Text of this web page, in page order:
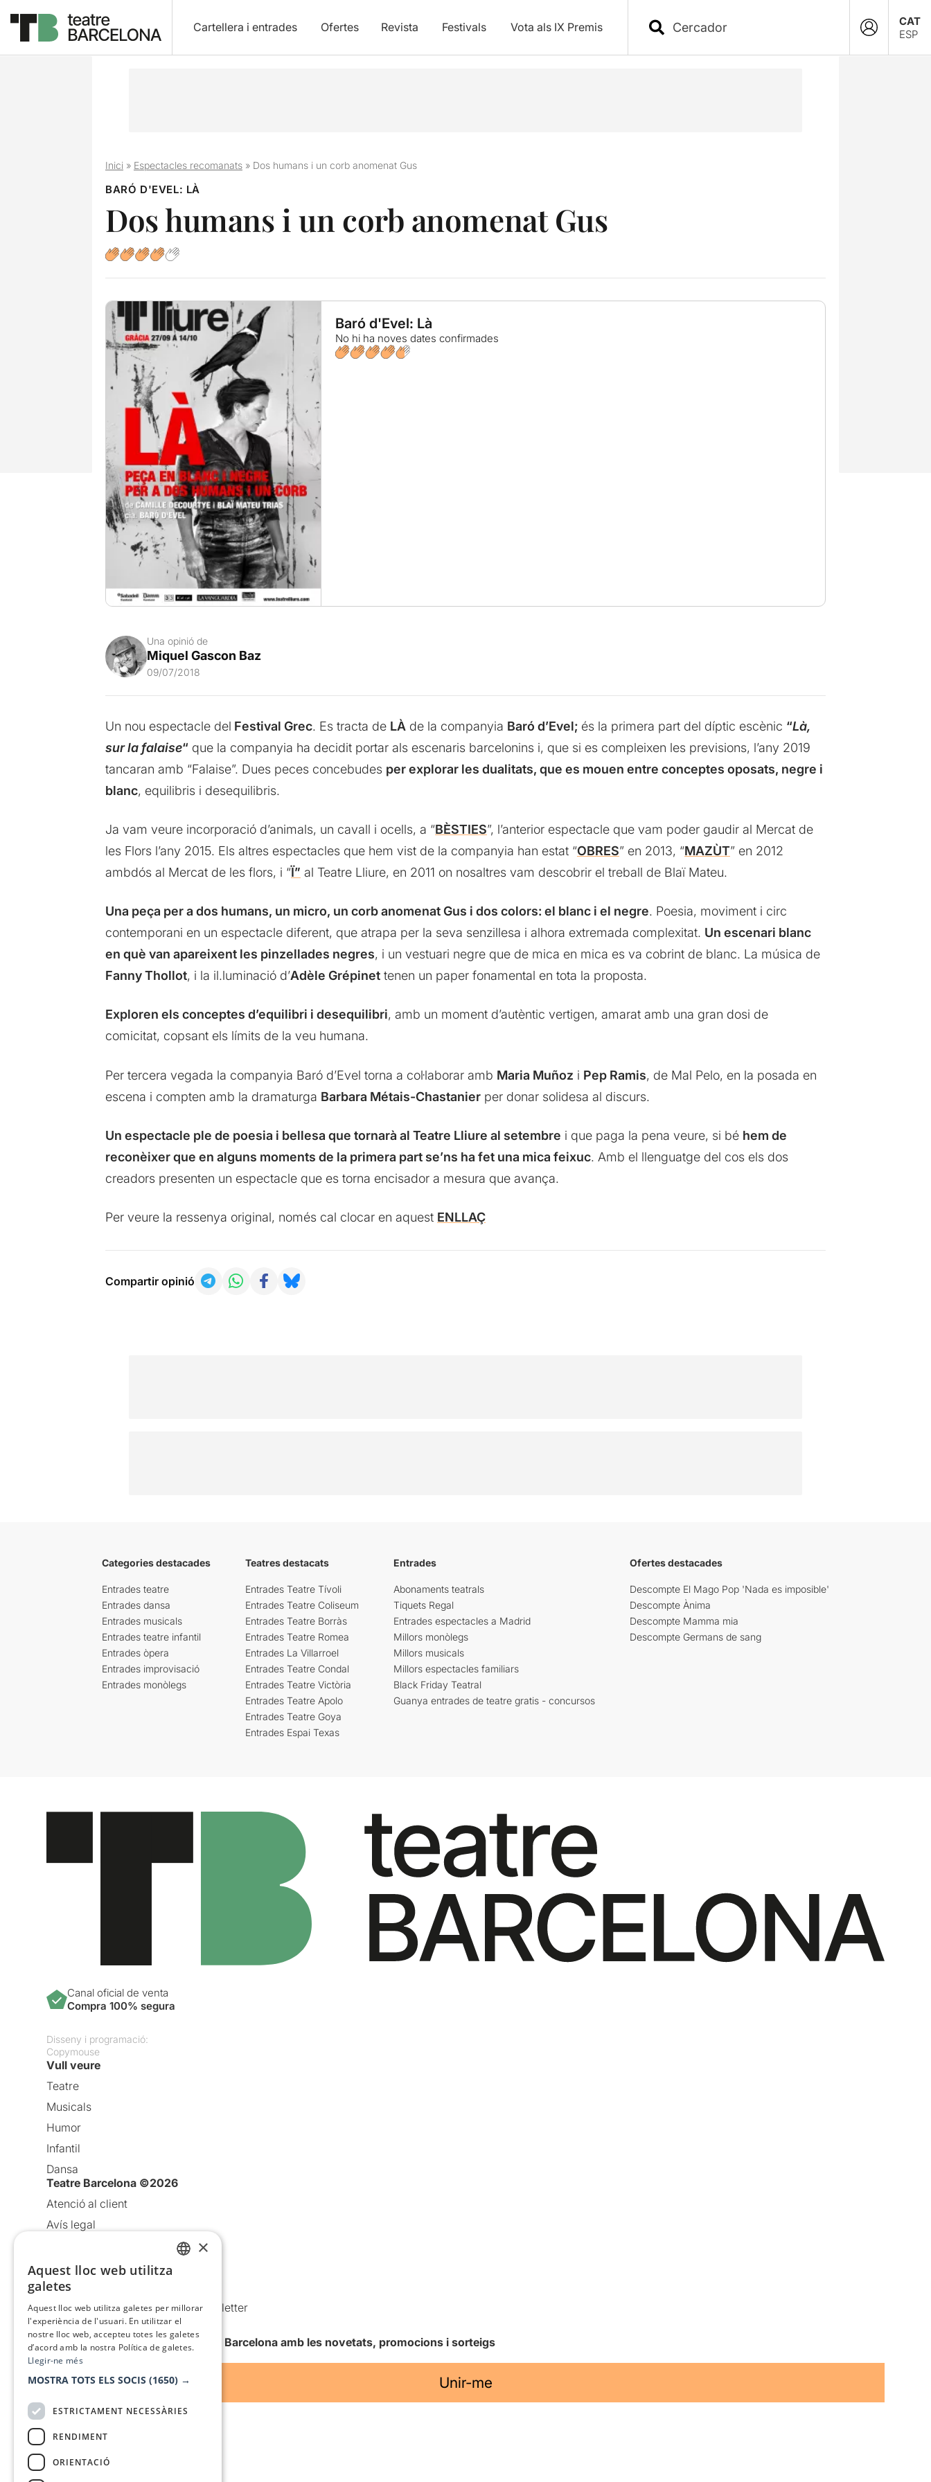
Cartellera i entrades Ofertes Revista Festivals Vota als IX Premis
CAT
ESP
Inici» Espectacles recomanats» Dos humans i un corb anomenat Gus
BARÓ D'EVEL: LÀ
Dos humans i un corb anomenat Gus
Baró d'Evel: Là
No hi ha noves dates confirmades
Una opinió de
Miquel Gascon Baz
09/07/2018
Un nou espectacle del Festival Grec. Es tracta de LÀ de la companyia Baró d’Evel; és la primera part del díptic escènic “Là,
sur la falaise“ que la companyia ha decidit portar als escenaris barcelonins i, que si es compleixen les previsions, l’any 2019
tancaran amb “Falaise”. Dues peces concebudes per explorar les dualitats, que es mouen entre conceptes oposats, negre i
blanc, equilibris i desequilibris.
Ja vam veure incorporació d’animals, un cavall i ocells, a “BÈSTIES”, l’anterior espectacle que vam poder gaudir al Mercat de
les Flors l’any 2015. Els altres espectacles que hem vist de la companyia han estat “OBRES” en 2013, “MAZÙT” en 2012
ambdós al Mercat de les flors, i “Ï” al Teatre Lliure, en 2011 on nosaltres vam descobrir el treball de Blaï Mateu.
Una peça per a dos humans, un micro, un corb anomenat Gus i dos colors: el blanc i el negre. Poesia, moviment i circ
contemporani en un espectacle diferent, que atrapa per la seva senzillesa i alhora extremada complexitat. Un escenari blanc
en què van apareixent les pinzellades negres, i un vestuari negre que de mica en mica es va cobrint de blanc. La música de
Fanny Thollot, i la il.luminació d’Adèle Grépinettenen un paper fonamental en tota la proposta.
Exploren els conceptes d’equilibri i desequilibri, amb un moment d’autèntic vertigen, amarat amb una gran dosi de
comicitat, copsant els límits de la veu humana.
Per tercera vegada la companyia Baró d’Evel torna a col·laborar amb Maria Muñoz i Pep Ramis, de Mal Pelo, en la posada en
escena i compten amb la dramaturga Barbara Métais-Chastanierper donar solidesa al discurs.
Un espectacle ple de poesia i bellesa que tornarà al Teatre Lliure al setembre i que paga la pena veure, si bé hem de
reconèixer que en alguns moments de la primera part se’ns ha fet una mica feixuc. Amb el llenguatge del cos els dos
creadors presenten un espectacle que es torna encisador a mesura que avança.
Per veure la ressenya original, només cal clocar en aquest ENLLAÇ
Compartir opinió
Categories destacades
Entrades teatre
Entrades dansa
Entrades musicals
Entrades teatre infantil
Entrades òpera
Entrades improvisació
Entrades monòlegs
Teatres destacats
Entrades Teatre Tívoli
Entrades Teatre Coliseum
Entrades Teatre Borràs
Entrades Teatre Romea
Entrades La Villarroel
Entrades Teatre Condal
Entrades Teatre Victòria
Entrades Teatre Apolo
Entrades Teatre Goya
Entrades Espai Texas
Entrades
Abonaments teatrals
Tiquets Regal
Entrades espectacles a Madrid
Millors monòlegs
Millors musicals
Millors espectacles familiars
Black Friday Teatral
Guanya entrades de teatre gratis - concursos
Ofertes destacades
Descompte El Mago Pop 'Nada es imposible'
Descompte Ànima
Descompte Mamma mia
Descompte Germans de sang
Canal oficial de venta
Compra 100% segura
Disseny i programació:
Copymouse
Vull veure
Teatre
Musicals
Humor
Infantil
Dansa
Teatre Barcelona ©2026
Atenció al client
Avís legal
Política de cookies
Condicions d’ús
Comunicacions comercials i Newsletter
Anuncia’t
Vull rebre la newsletter de Teatre Barcelona amb les novetats, promocions i sorteigs
Unir-me
Amb el suport de
×
Aquest lloc web utilitza
galetes
Aquest lloc web utilitza galetes per millorar
l'experiència de l'usuari. En utilitzar el
nostre lloc web, accepteu totes les galetes
d’acord amb la nostra Política de galetes.
Llegir-ne més
MOSTRA TOTS ELS SOCIS (1650) →
ESTRICTAMENT NECESSÀRIES
RENDIMENT
ORIENTACIÓ